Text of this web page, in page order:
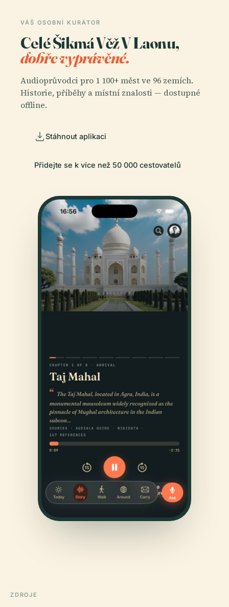
VÁŠ OSOBNÍ KURÁTOR
Celé Šikmá Věž V Laonu,
dobře vyprávěné.
Audioprůvodci pro 1 100+ měst ve 96 zemích.
Historie, příběhy a místní znalosti — dostupné
offline.
Stáhnout aplikaci
Přidejte se k více než 50 000 cestovatelů
ZDROJE